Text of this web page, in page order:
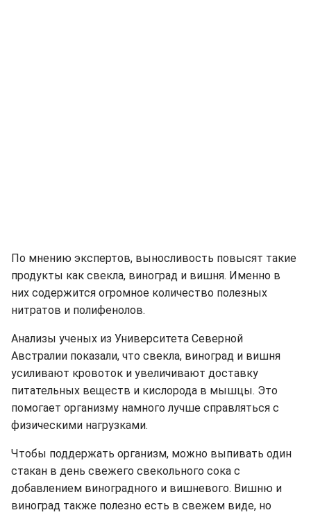
По мнению экспертов, выносливость повысят такие
продукты как свекла, виноград и вишня. Именно в
них содержится огромное количество полезных
нитратов и полифенолов.
Анализы ученых из Университета Северной
Австралии показали, что свекла, виноград и вишня
усиливают кровоток и увеличивают доставку
питательных веществ и кислорода в мышцы. Это
помогает организму намного лучше справляться с
физическими нагрузками.
Чтобы поддержать организм, можно выпивать один
стакан в день свежего свекольного сока с
добавлением виноградного и вишневого. Вишню и
виноград также полезно есть в свежем виде, но